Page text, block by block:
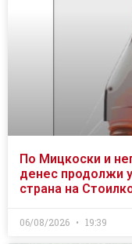
По Мицкоски и
денес продолжи
страна на
06/08/2026 19:39